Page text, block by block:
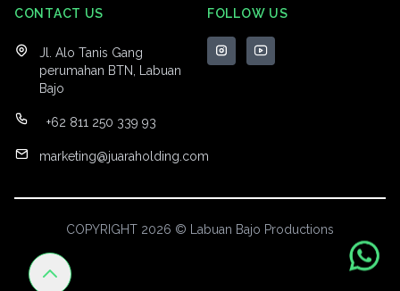
CONTACT US
Jl. Alo Tanis Gang
perumahan BTN, Labuan
Bajo
+62 811 250 339 93
marketing@juaraholding.com
FOLLOW US
COPYRIGHT 2026 © Labuan Bajo Productions